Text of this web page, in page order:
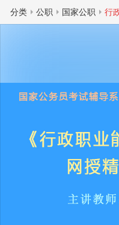
分类 公职 国家公职 行